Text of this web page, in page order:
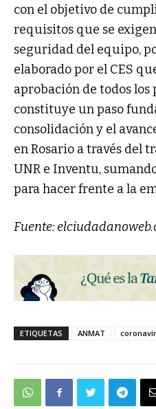
con el objetivo de
requisitos que se
seguridad del equipo,
elaborado por el CES
aprobación de todos
constituye un paso
consolidación y el
en Rosario a través del
UNR e Inventu,
para hacer frente a la
Fuente:
ETIQUETAS ANMAT